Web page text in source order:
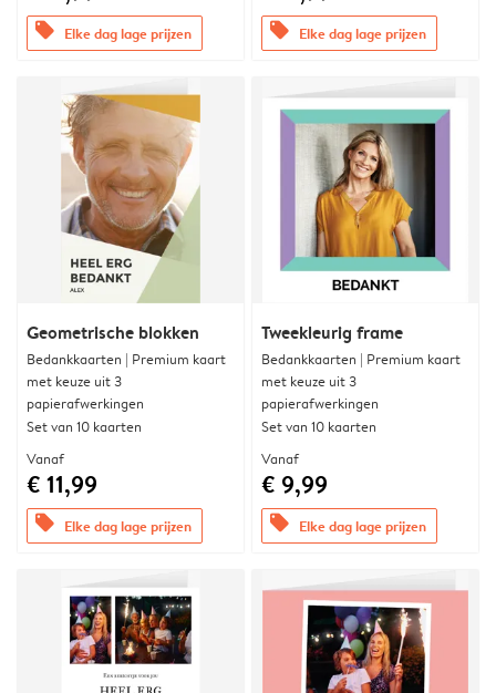
offers Elke dag lage prijzen offers Elke dag lage prijzen
Geometrische blokken
Bedankkaarten | Premium kaart
met keuze uit 3
papierafwerkingen
Set van 10 kaarten
Vanaf
€ 11,99
offers Elke dag lage prijzen
Tweekleurig frame
Bedankkaarten | Premium kaart
met keuze uit 3
papierafwerkingen
Set van 10 kaarten
Vanaf
€ 9,99
offers Elke dag lage prijzen